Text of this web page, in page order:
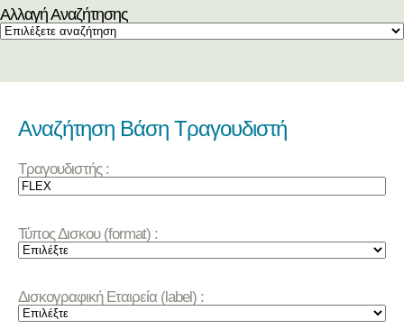
Αλλαγή Αναζήτησης
Αναζήτηση Βάση Τραγουδιστή
Τραγουδιστής :
Τύπος Δισκου (format) :
Δισκογραφική Εταιρεία (label) :